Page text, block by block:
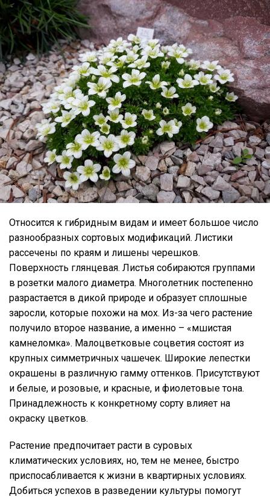
Относится к гибридным видам и имеет большое число
разнообразных сортовых модификаций. Листики
рассечены по краям и лишены черешков.
Поверхность глянцевая. Листья собираются группами
в розетки малого диаметра. Многолетник постепенно
разрастается в дикой природе и образует сплошные
заросли, которые похожи на мох. Из-за чего растение
получило второе название, а именно – «мшистая
камнеломка». Малоцветковые соцветия состоят из
крупных симметричных чашечек. Широкие лепестки
окрашены в различную гамму оттенков. Присутствуют
и белые, и розовые, и красные, и фиолетовые тона.
Принадлежность к конкретному сорту влияет на
окраску цветков.
Растение предпочитает расти в суровых
климатических условиях, но, тем не менее, быстро
приспосабливается к жизни в квартирных условиях.
Добиться успехов в разведении культуры помогут